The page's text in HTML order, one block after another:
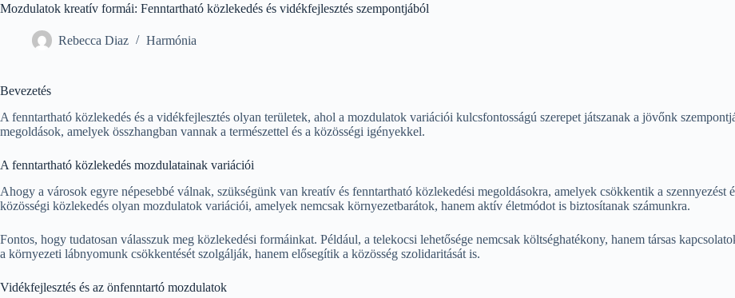
Mozdulatok kreatív formái: Fenntartható közlekedés és vidékfejlesztés szempontjából
Rebecca Diaz Harmónia
Bevezetés
A fenntartható közlekedés és a vidékfejlesztés olyan területek, ahol a mozdulatok variációi kulcsfontosságú szerepet játszanak a jövőnk
megoldások, amelyek összhangban vannak a természettel és a közösségi igényekkel.
A fenntartható közlekedés mozdulatainak variációi
Ahogy a városok egyre népesebbé válnak, szükségünk van kreatív és fenntartható közlekedési megoldásokra, amelyek csökkentik a szennyezést
közösségi közlekedés olyan mozdulatok variációi, amelyek nemcsak környezetbarátok, hanem aktív életmódot is biztosítanak számunkra.
Fontos, hogy tudatosan válasszuk meg közlekedési formáinkat. Például, a telekocsi lehetősége nemcsak költséghatékony, hanem társas
a környezeti lábnyomunk csökkentését szolgálják, hanem elősegítik a közösség szolidaritását is.
Vidékfejlesztés és az önfenntartó mozdulatok